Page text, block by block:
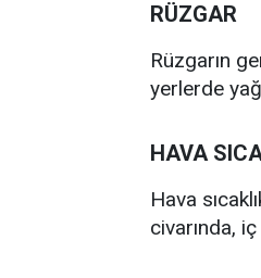
RÜZGAR
Rüzgarın
yerlerde
HAVA
Hava
civarında,